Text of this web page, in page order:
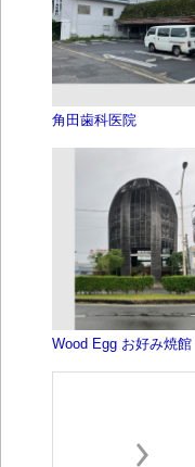
角田歯科医院
Wood Egg お好み焼館